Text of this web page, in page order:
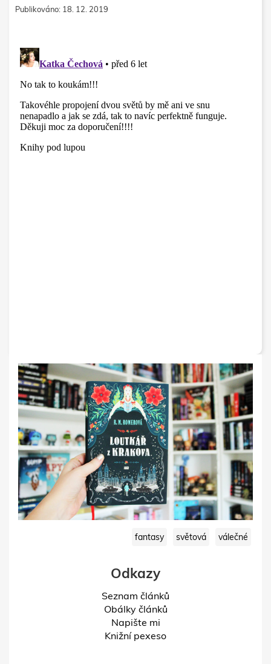
Publikováno: 18. 12. 2019
fantasy světová válečné
Odkazy
Seznam článků
Obálky článků
Napište mi
Knižní pexeso